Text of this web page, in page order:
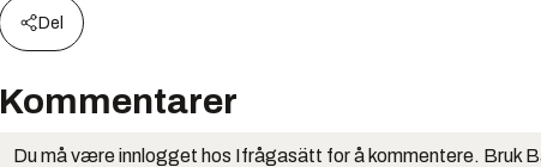
Del
Kommentarer
Du må være innlogget hos Ifrågasätt for å kommentere. Bruk